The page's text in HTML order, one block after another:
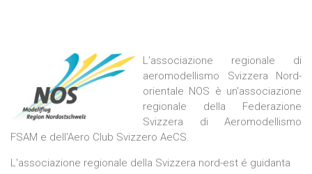
L'associazione regionale di
aeromodellismo Svizzera Nord-
orientale NOS è un'associazione
regionale della Federazione
Svizzera di Aeromodellismo
FSAM e dell'Aero Club Svizzero AeCS.
L'associazione regionale della Svizzera nord-est é guidanta